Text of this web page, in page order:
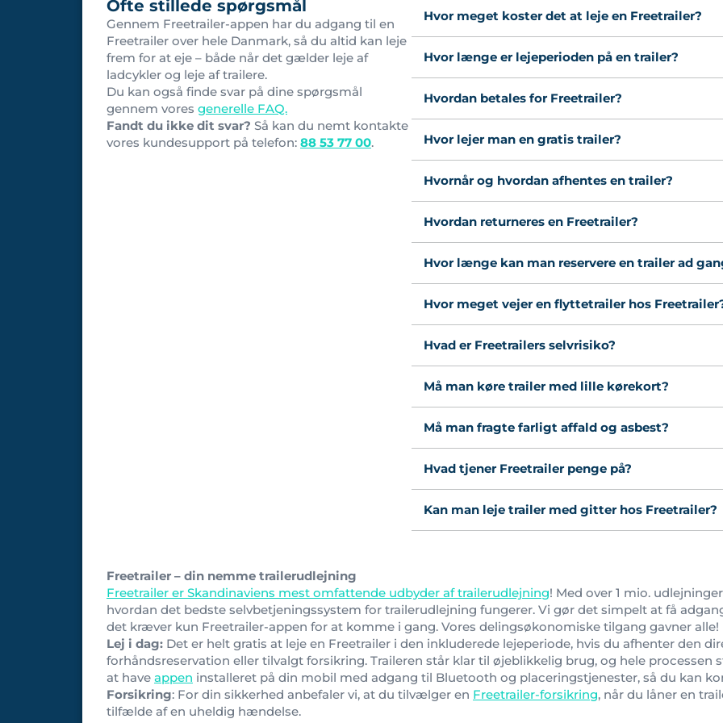
Ofte stillede spørgsmål
Gennem Freetrailer-appen har du adgang til en
Freetrailer over hele Danmark, så du altid kan leje
frem for at eje – både når det gælder leje af
ladcykler og leje af trailere.
Du kan også finde svar på dine spørgsmål
gennem vores generelle FAQ.
Fandt du ikke dit svar? Så kan du nemt kontakte
vores kundesupport på telefon: 88 53 77 00.
Hvor meget koster det at leje en Freetrailer?
Hvor længe er lejeperioden på en trailer?
Hvordan betales for Freetrailer?
Hvor lejer man en gratis trailer?
Hvornår og hvordan afhentes en trailer?
Hvordan returneres en Freetrailer?
Hvor længe kan man reservere en trailer ad
Hvor meget vejer en flyttetrailer hos
Hvad er Freetrailers selvrisiko?
Må man køre trailer med lille kørekort?
Må man fragte farligt affald og asbest?
Hvad tjener Freetrailer penge på?
Kan man leje trailer med gitter hos Freetrailer?
Freetrailer – din nemme trailerudlejning
Freetrailer er Skandinaviens mest omfattende udbyder af trailerudlejning! Med over 1 mio.
hvordan det bedste selvbetjeningssystem for trailerudlejning fungerer. Vi gør det simpelt at få
det kræver kun Freetrailer-appen for at komme i gang. Vores delingsøkonomiske tilgang gavner alle!
Lej i dag: Det er helt gratis at leje en Freetrailer i den inkluderede lejeperiode, hvis du afhenter den
forhåndsreservation eller tilvalgt forsikring. Traileren står klar til øjeblikkelig brug, og hele processen
at have appen installeret på din mobil med adgang til Bluetooth og placeringstjenester, så du kan
Forsikring: For din sikkerhed anbefaler vi, at du tilvælger en Freetrailer-forsikring, når du låner en
tilfælde af en uheldig hændelse.